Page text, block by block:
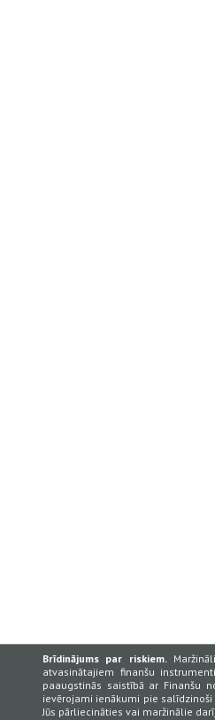
Brīdinājums par riskiem.
atvasinātajiem finanšu
paaugstinās saistībā ar Finanšu
ievērojami ienākumi pie
Jūs pārliecināties vai maržinālie